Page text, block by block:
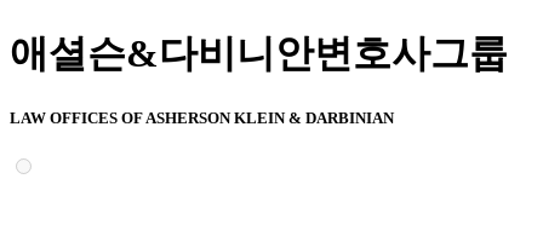
애셜슨&다비니안변호사그룹
LAW OFFICES OF ASHERSON KLEIN & DARBINIAN